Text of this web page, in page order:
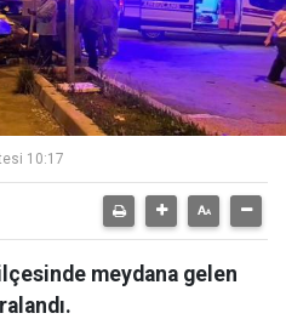
10:17
meydana gelen